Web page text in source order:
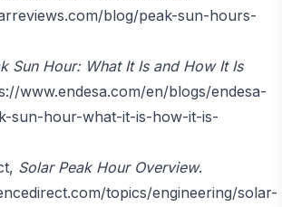
blog/peak-sun-hours-
Sun Hour: What It Is and How It Is
www.endesa.com/en/blogs/endesa-
sun-hour-what-it-is-how-it-is-
Solar Peak Hour Overview.
topics/engineering/solar-